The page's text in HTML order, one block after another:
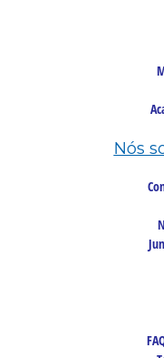
Nós